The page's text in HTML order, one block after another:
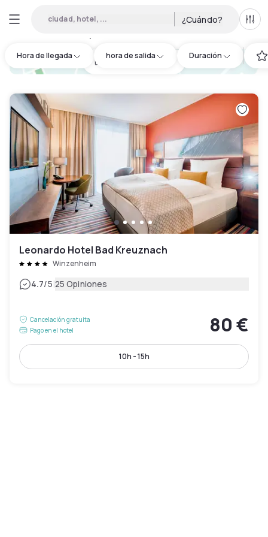
ciudad, hotel, ... ¿Cuándo?
Hora de llegada hora de salida Duración
hotel.cta.view_map
Leonardo Hotel Bad Kreuznach
Winzenheim
4.7/5|25 Opiniones
Cancelación gratuita
Pago en el hotel
80 €
10h - 15h